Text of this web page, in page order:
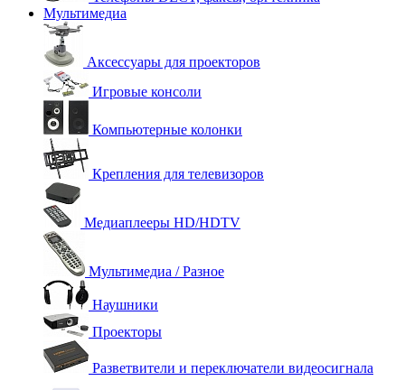
Мультимедиа
Аксессуары для проекторов
Игровые консоли
Компьютерные колонки
Крепления для телевизоров
Медиаплееры HD/HDTV
Мультимедиа / Разное
Наушники
Проекторы
Разветвители и переключатели видеосигнала